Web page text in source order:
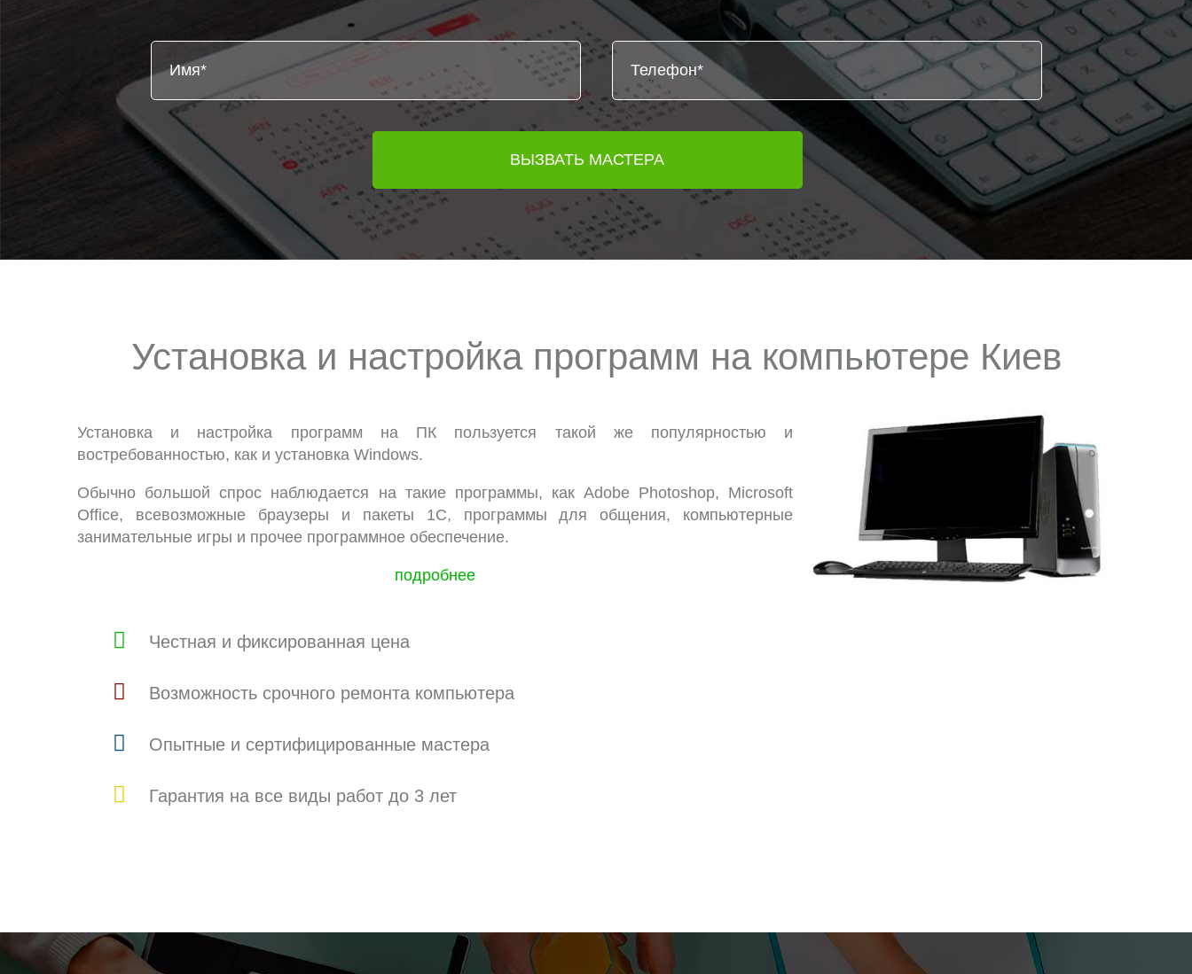
Установка и настройка программ на компьютере Киев
Установка и настройка программ на ПК пользуется такой же популярностью и
востребованностью, как и установка Windows.
Обычно большой спрос наблюдается на такие программы, как Adobe Photoshop, Microsoft
Office, всевозможные браузеры и пакеты 1С, программы для общения, компьютерные
занимательные игры и прочее программное обеспечение.
подробнее
Честная и фиксированная цена
Возможность срочного ремонта компьютера
Опытные и сертифицированные мастера
Гарантия на все виды работ до 3 лет